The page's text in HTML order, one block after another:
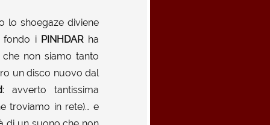
lo shoegaze diviene
fondo i PINHDARha
non siamo tanto
un disco nuovo dal
: avverto tantissima
troviamo in rete)… e